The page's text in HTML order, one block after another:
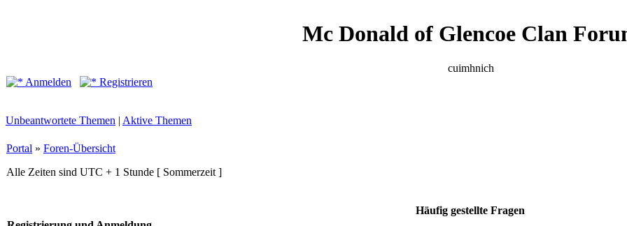
Mc Donald of Glencoe Clan
cuimhnich
Anmelden
Registrieren
Unbeantwortete Themen | Aktive Themen
Portal » Foren-Übersicht
Alle Zeiten sind UTC + 1 Stunde [ Sommerzeit ]
Häufig gestellte Fragen